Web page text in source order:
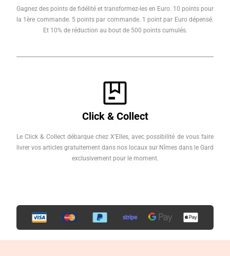
Gagnez des points de fidélité et transformez-les en Euro. 10 points pour
la 1ère commande. 5 points par commande. 1 point par Euro dépensé.
Et 10% de réduction au bout de 500 points cumulés.
Click & Collect
Le Click & Collect débarque chez X'Elles, avec possibilité de vous faire
livrer vos articles gratuitement dans nos locaux sur Nîmes dans le Gard
exclusivement pour le moment.